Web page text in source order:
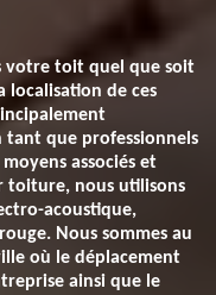
votre toit quel que soit
de ces
tant que professionnels
associés et
toiture, nous utilisons
acoustique,
Nous sommes au
où le déplacement
ainsi que le